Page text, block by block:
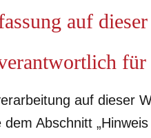
auf
für
auf dieser
dem Abschnitt